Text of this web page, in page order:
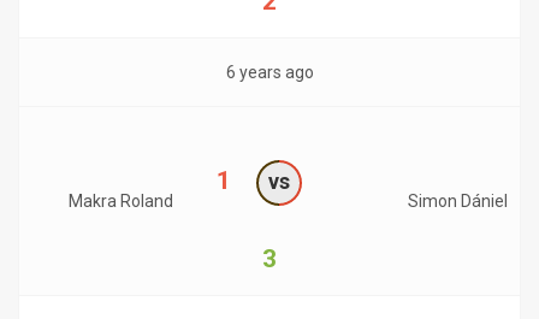
6 years ago
Makra Roland
1 vs
3
Simon Dániel